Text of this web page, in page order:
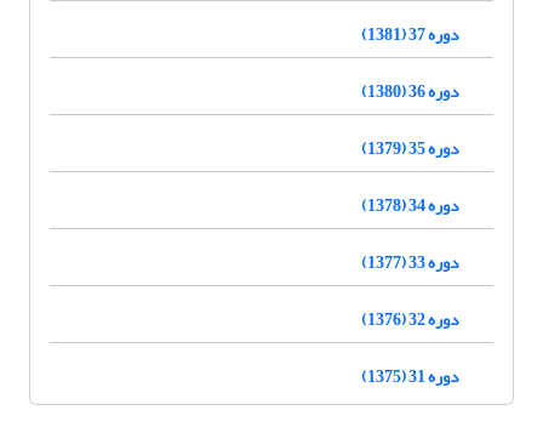
دوره 37 (1381)
دوره 36 (1380)
دوره 35 (1379)
دوره 34 (1378)
دوره 33 (1377)
دوره 32 (1376)
دوره 31 (1375)